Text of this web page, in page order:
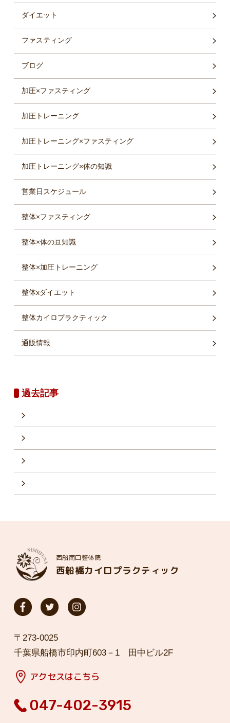
ダイエット
ファスティング
ブログ
加圧×ファスティング
加圧トレーニング
加圧トレーニング×ファスティング
加圧トレーニング×体の知識
営業日スケジュール
整体×ファスティング
整体×体の豆知識
整体×加圧トレーニング
整体xダイエット
整体カイロプラクティック
通販情報
過去記事
西船南口整体院
西船橋カイロプラクティック
〒273-0025
千葉県船橋市印内町603－1 田中ビル2F
アクセスはこちら
047-402-3915